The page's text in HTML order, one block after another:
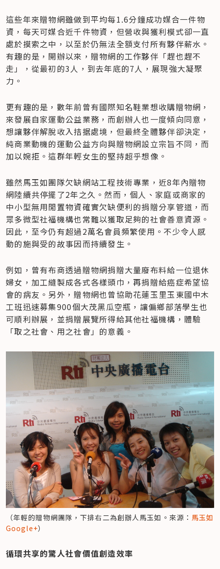
這些年來贈物網雖做到平均每1.6分鐘成功媒合一件物
資，每天可媒合近千件物資，但營收與獲利模式卻一直
處於摸索之中，以至於仍無法全額支付所有夥伴薪水。
有趣的是，開辦以來，贈物網的工作夥伴「趕也趕不
走」，從最初的3人，到去年底的7人，展現強大凝聚
力。
更有趣的是，數年前曾有國際知名鞋業想收購贈物網，
來發展自家運動公益業務，而創辦人也一度傾向同意，
想讓夥伴解脫收入拮据處境，但最終全體夥伴卻決定，
純商業動機的運動公益方向與贈物網設立宗旨不同，而
加以婉拒。這群年輕女生的堅持超乎想像。
雖然馬玉如團隊欠缺網站工程技術專業，近8年內贈物
網陸續共停擺了2年之久。然而，個人、家庭或商家的
中小型無用閒置物資確實欠缺便利的捐贈分享管道，而
眾多微型社福機構也常難以獲取足夠的社會善意資源。
因此，至今仍有超過2萬名會員頻繁使用。不少令人感
動的施與受的故事因而持續發生。
例如，曾有布商透過贈物網捐贈大量廢布料給一位退休
婦女，加工縫製成各式各樣頭巾，再捐贈給癌症希望協
會的病友。另外，贈物網也曾協助花蓮玉里玉東國中木
工班迅速募集900個大茂黑瓜空瓶，讓偏鄉部落學生也
可順利辦展，並捐贈展覽所得給其他社福機構，體驗
「取之社會、用之社會」的意義。
（年輕的贈物網團隊，下排右二為創辦人馬玉如。來源： 馬玉如
Google+）
循環共享的驚人社會價值創造效率